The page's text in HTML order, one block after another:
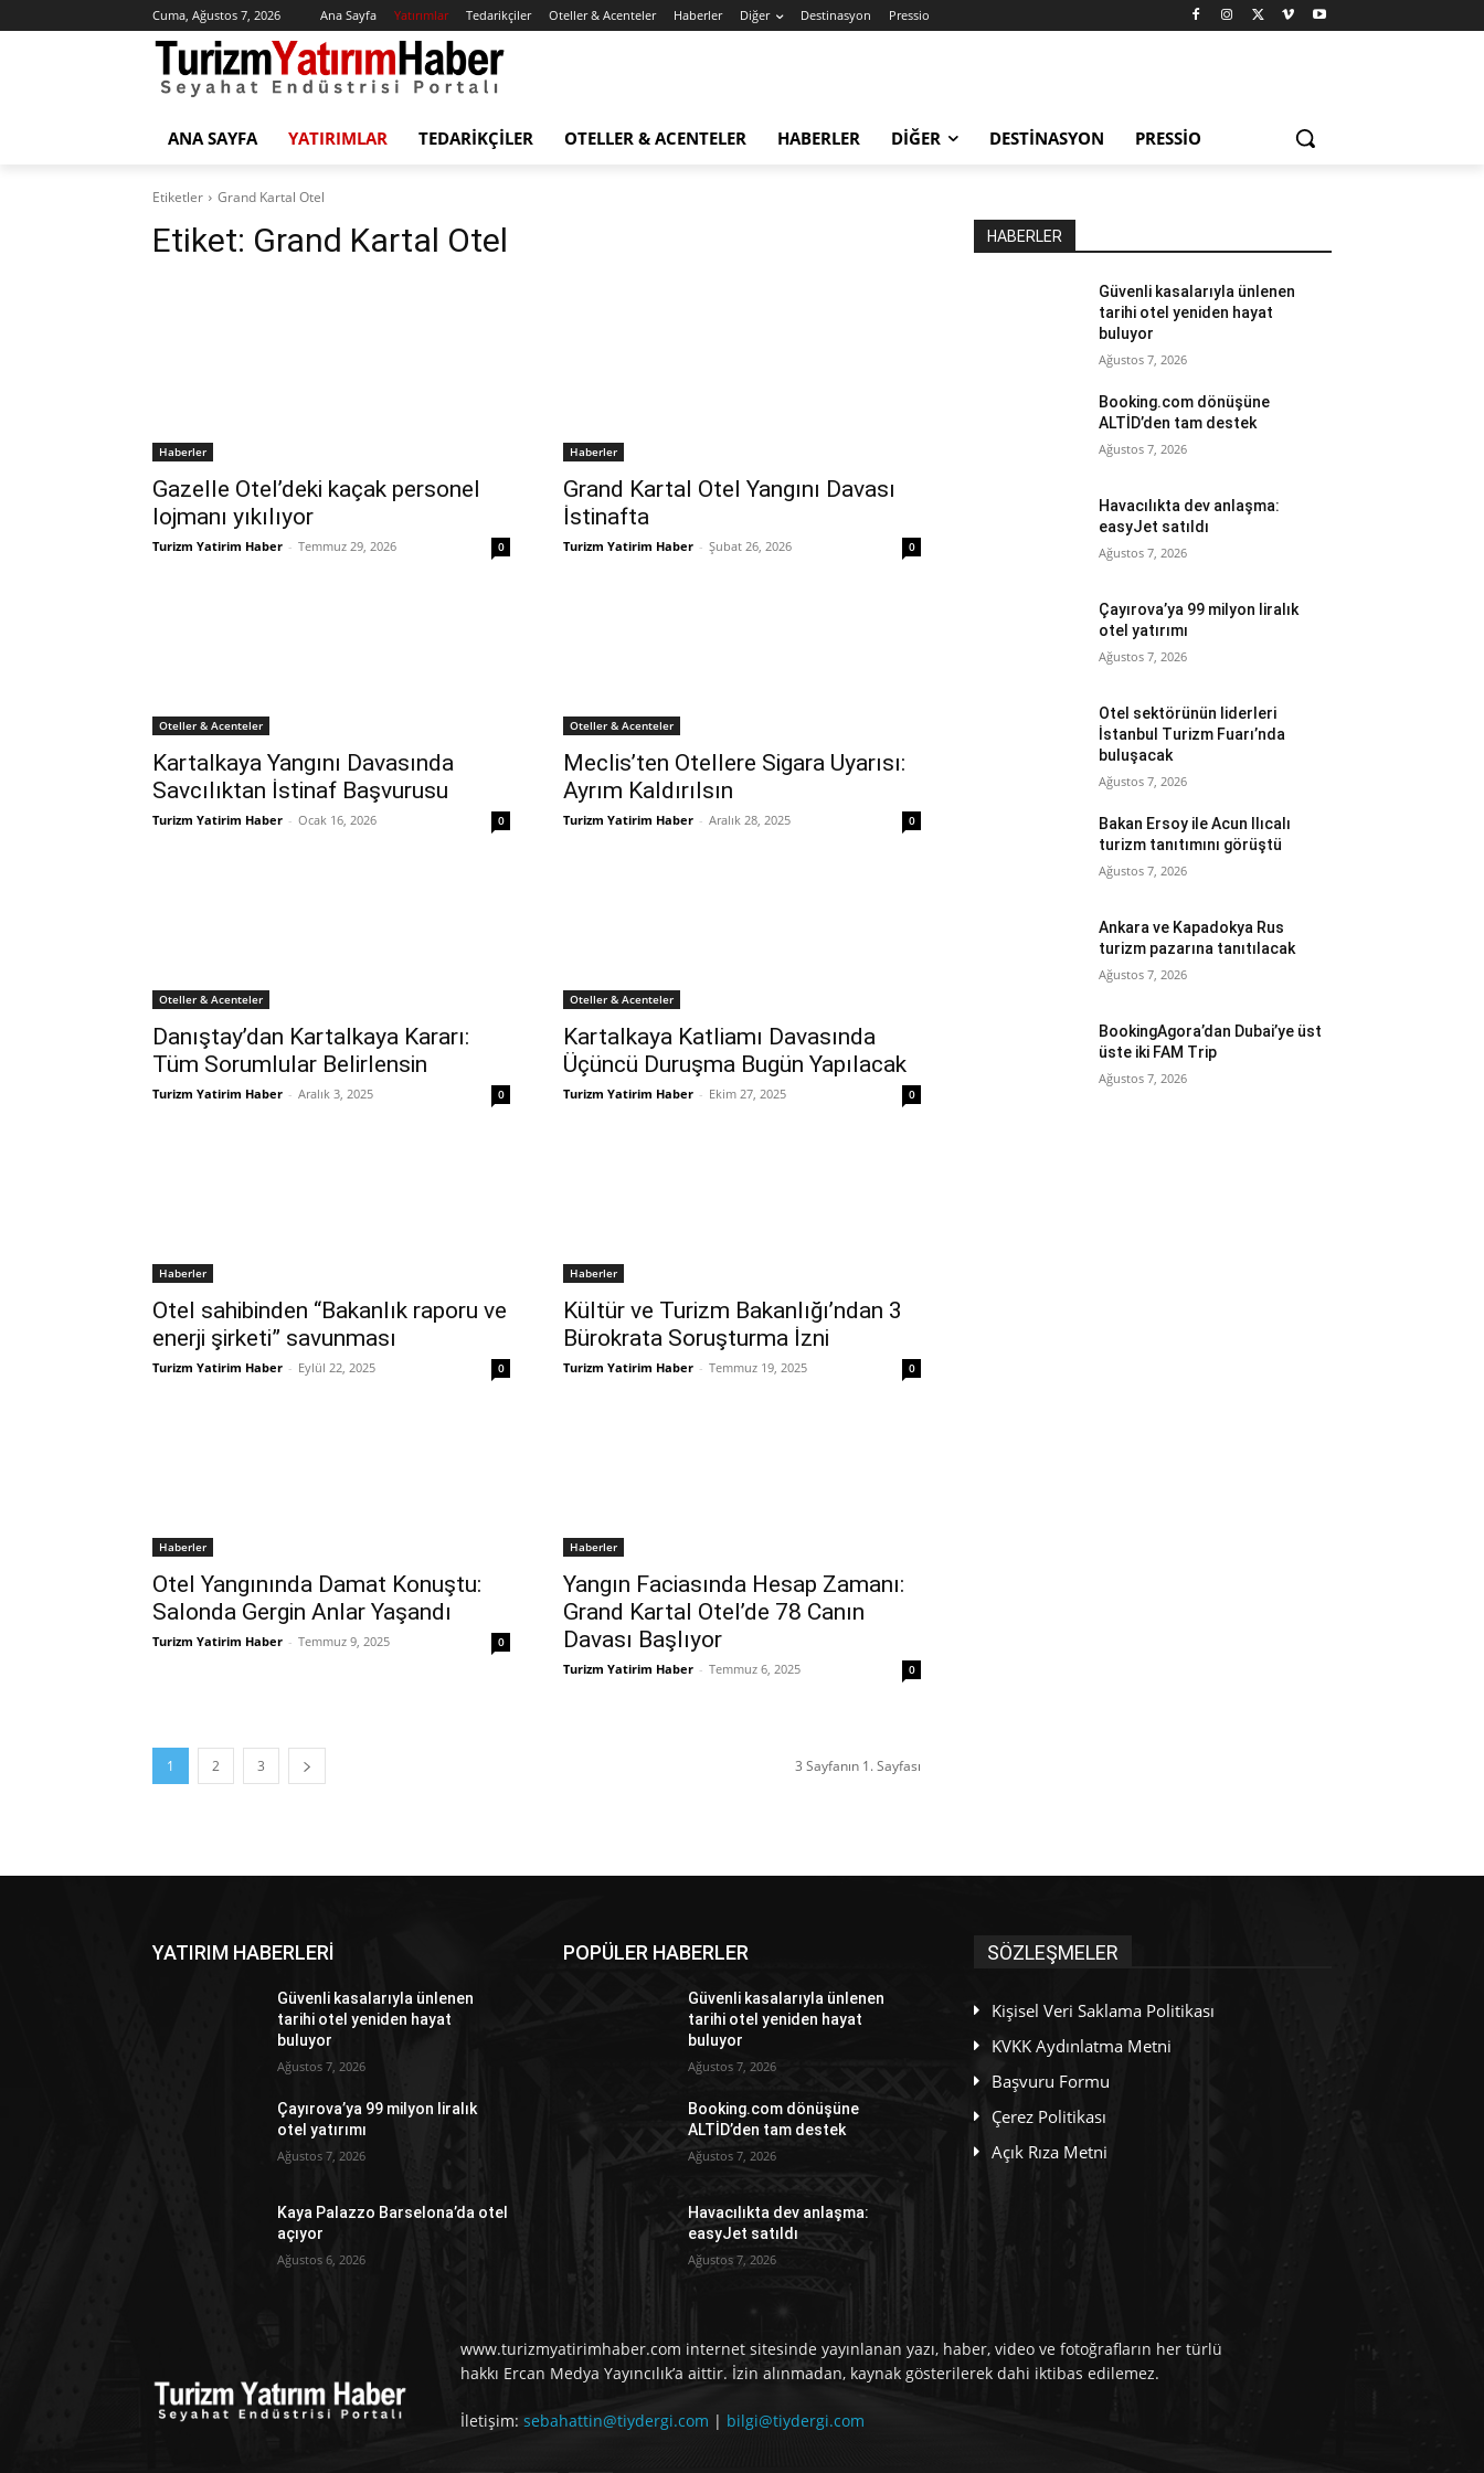
Cuma, Ağustos 7, 2026 Ana Sayfa Yatırımlar Tedarikçiler Oteller & Acenteler Haberler Diğer Destinasyon Pressio
ANA SAYFA YATIRIMLAR TEDARIKÇILER OTELLER & ACENTELER HABERLER DIĞER DESTINASYON PRESSIO
Etiketler Grand Kartal Otel
Etiket: Grand Kartal Otel
Haberler
Gazelle Otel’deki kaçak personel
lojmanı yıkılıyor
Turizm Yatirim Haber - Temmuz 29, 2026 0
Haberler
Grand Kartal Otel Yangını Davası
İstinafta
Turizm Yatirim Haber - Şubat 26, 2026 0
Oteller & Acenteler
Kartalkaya Yangını Davasında
Savcılıktan İstinaf Başvurusu
Turizm Yatirim Haber - Ocak 16, 2026 0
Oteller & Acenteler
Meclis’ten Otellere Sigara Uyarısı:
Ayrım Kaldırılsın
Turizm Yatirim Haber - Aralık 28, 2025 0
Oteller & Acenteler
Danıştay’dan Kartalkaya Kararı:
Tüm Sorumlular Belirlensin
Turizm Yatirim Haber - Aralık 3, 2025 0
Oteller & Acenteler
Kartalkaya Katliamı Davasında
Üçüncü Duruşma Bugün Yapılacak
Turizm Yatirim Haber - Ekim 27, 2025 0
Haberler
Otel sahibinden “Bakanlık raporu ve
enerji şirketi” savunması
Turizm Yatirim Haber - Eylül 22, 2025 0
Haberler
Kültür ve Turizm Bakanlığı’ndan 3
Bürokrata Soruşturma İzni
Turizm Yatirim Haber - Temmuz 19, 2025 0
Haberler
Otel Yangınında Damat Konuştu:
Salonda Gergin Anlar Yaşandı
Turizm Yatirim Haber - Temmuz 9, 2025 0
Haberler
Yangın Faciasında Hesap Zamanı:
Grand Kartal Otel’de 78 Canın
Davası Başlıyor
Turizm Yatirim Haber - Temmuz 6, 2025 0
1 2 3 3 Sayfanın 1. Sayfası
HABERLER
Güvenli kasalarıyla ünlenen
tarihi otel yeniden hayat
buluyor
Ağustos 7, 2026
Booking.com dönüşüne
ALTİD’den tam destek
Ağustos 7, 2026
Havacılıkta dev anlaşma:
easyJet satıldı
Ağustos 7, 2026
Çayırova’ya 99 milyon liralık
otel yatırımı
Ağustos 7, 2026
Otel sektörünün liderleri
İstanbul Turizm Fuarı’nda
buluşacak
Ağustos 7, 2026
Bakan Ersoy ile Acun Ilıcalı
turizm tanıtımını görüştü
Ağustos 7, 2026
Ankara ve Kapadokya Rus
turizm pazarına tanıtılacak
Ağustos 7, 2026
BookingAgora’dan Dubai’ye üst
üste iki FAM Trip
Ağustos 7, 2026
YATIRIM HABERLERİ
Güvenli kasalarıyla ünlenen
tarihi otel yeniden hayat
buluyor
Ağustos 7, 2026
Çayırova’ya 99 milyon liralık
otel yatırımı
Ağustos 7, 2026
Kaya Palazzo Barselona’da otel
açıyor
Ağustos 6, 2026
POPÜLER HABERLER
Güvenli kasalarıyla ünlenen
tarihi otel yeniden hayat
buluyor
Ağustos 7, 2026
Booking.com dönüşüne
ALTİD’den tam destek
Ağustos 7, 2026
Havacılıkta dev anlaşma:
easyJet satıldı
Ağustos 7, 2026
SÖZLEŞMELER
Kişisel Veri Saklama Politikası
KVKK Aydınlatma Metni
Başvuru Formu
Çerez Politikası
Açık Rıza Metni
www.turizmyatirimhaber.com internet sitesinde yayınlanan yazı, haber, video ve fotoğrafların her türlü
hakkı Ercan Medya Yayıncılık’a aittir. İzin alınmadan, kaynak gösterilerek dahi iktibas edilemez.
İletişim: sebahattin@tiydergi.com | bilgi@tiydergi.com